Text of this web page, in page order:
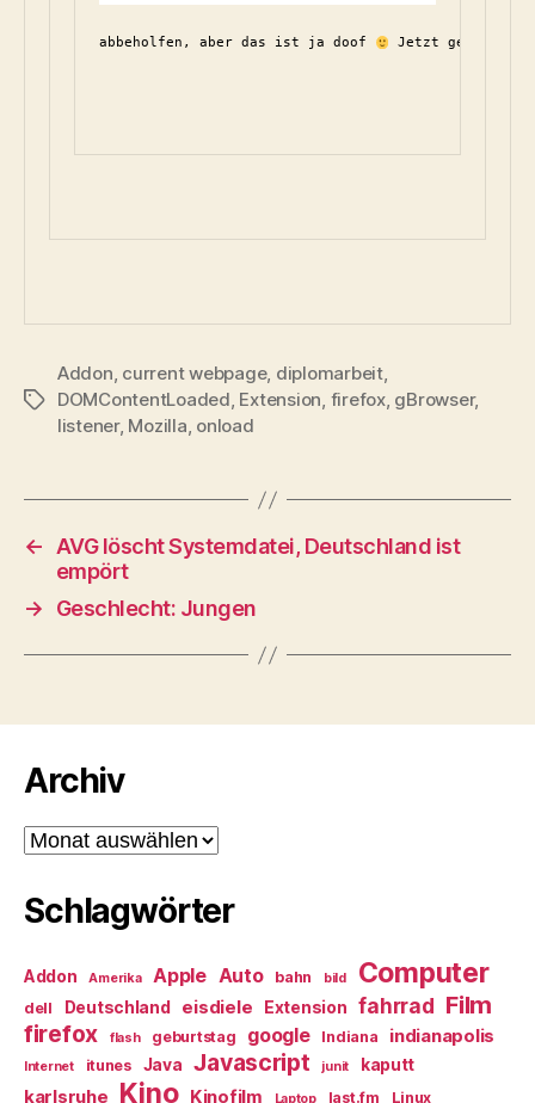
abbeholfen, aber das ist ja doof Jetzt gehts.
Schlagwörter
Addon, current webpage, diplomarbeit,
DOMContentLoaded, Extension, firefox, gBrowser,
listener, Mozilla, onload
←
AVG löscht Systemdatei, Deutschland ist
empört
→
Geschlecht: Jungen
Archiv
Archiv
Schlagwörter
Addon Amerika Apple Auto bahn bild Computer
dell Deutschland eisdiele Extension fahrrad Film
firefox flash geburtstag google Indiana indianapolis
Internet itunes Java Javascript junit kaputt
karlsruhe Kino Kinofilm Laptop last.fm Linux